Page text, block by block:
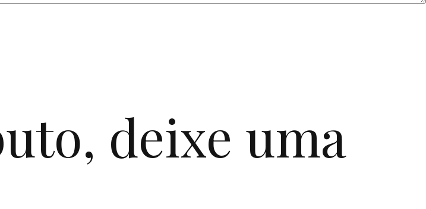
deixe uma